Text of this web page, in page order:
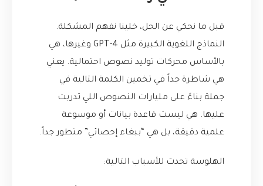
قبل ما نحكي عن الحل، خلينا نفهم المشكلة.
النماذج اللغوية الكبيرة مثل GPT-4 وغيرها، هي
بالأساس محركات توليد نصوص احتمالية. يعني
هي شاطرة جداً في تخمين الكلمة التالية في
جملة بناءً على مليارات النصوص اللي تدربت
عليها. هي ليست قاعدة بيانات أو موسوعة
علمية دقيقة، بل هي “ببغاء إحصائي” متطور جداً.
الهلوسة تحدث للأسباب التالية: